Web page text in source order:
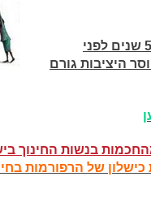
"זה מטריף אותי כל פעם מחדש: התחלתם רפורמה? – תנו לה 5 שנים לפני
היציבות גורם
בנשות החינוך
של הרפורמות